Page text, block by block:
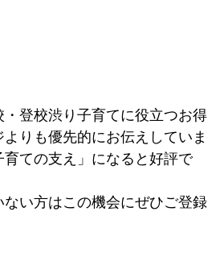
登校渋り子育てに役立つお得
りも優先的にお伝えしていま
ての支え」になると好評で
ない方はこの機会にぜひご登録